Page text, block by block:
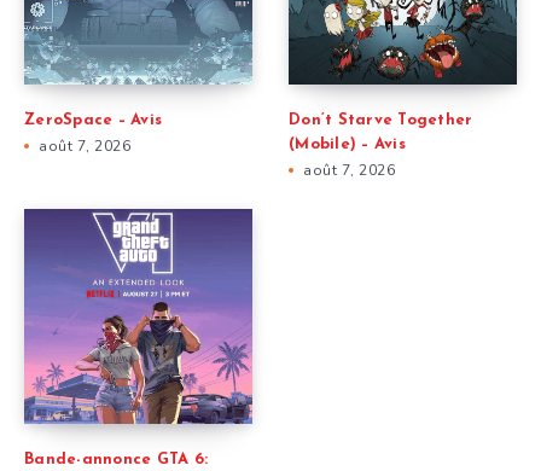
ZeroSpace – Avis
août 7, 2026
Don’t Starve Together
(Mobile) – Avis
août 7, 2026
Bande-annonce GTA 6: